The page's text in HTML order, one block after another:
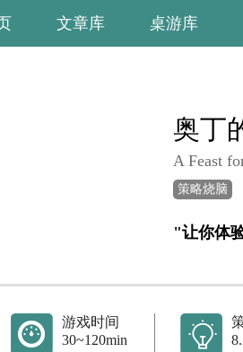
文章库 桌游库
奥丁
A Feast
策略烧脑
"让你体
游戏时间
30~120min